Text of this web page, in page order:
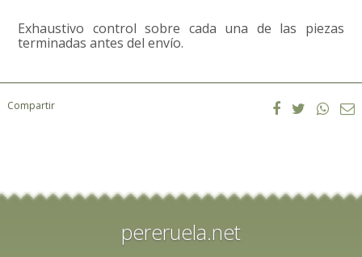
Exhaustivo control sobre cada una de las piezas
terminadas antes del envío.
Compartir
pereruela.net